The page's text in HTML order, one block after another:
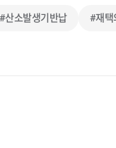
#산소발생기반납 #재택